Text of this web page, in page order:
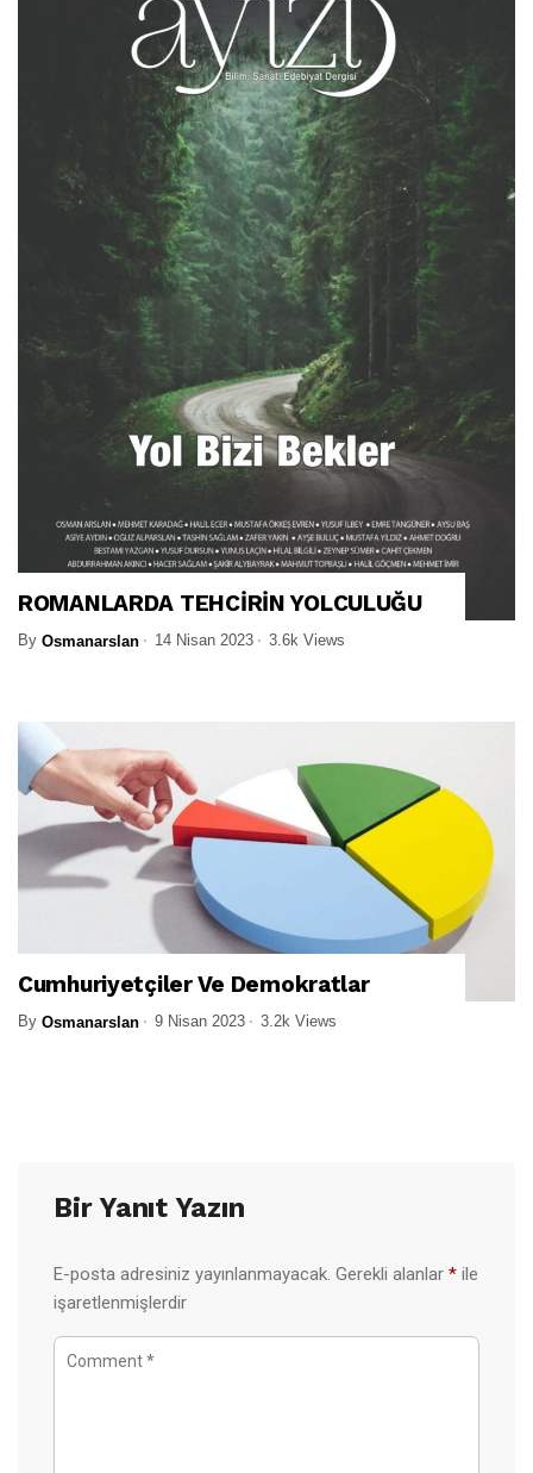
ROMANLARDA TEHCİRİN YOLCULUĞU
By Osmanarslan 14 Nisan 2023 3.6k Views
Cumhuriyetçiler Ve Demokratlar
By Osmanarslan 9 Nisan 2023 3.2k Views
Bir Yanıt Yazın
E-posta adresiniz yayınlanmayacak. Gerekli alanlar * ile
işaretlenmişlerdir